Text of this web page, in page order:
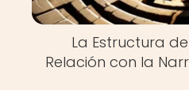
La Estructura
Relación con la